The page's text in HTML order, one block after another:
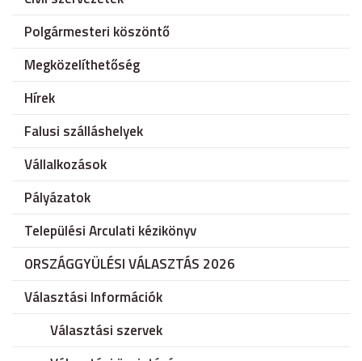
Polgármesteri köszöntő
Megközelíthetőség
Hírek
Falusi szálláshelyek
Vállalkozások
Pályázatok
Települési Arculati kézikönyv
ORSZÁGGYÜLÉSI VÁLASZTÁS 2026
Választási Információk
Választási szervek